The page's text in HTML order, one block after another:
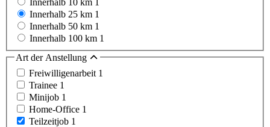
Innerhalb 10 km
Innerhalb 25 km 1
Innerhalb 50 km 1
Innerhalb 100 km 1
Art der Anstellung
Freiwilligenarbeit 1
Trainee 1
Minijob 1
Home-Office 1
Teilzeitjob 1